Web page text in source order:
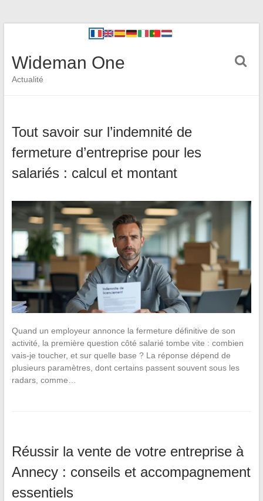
Wideman One
Actualité
Tout savoir sur l’indemnité de
fermeture d’entreprise pour les
salariés : calcul et montant
Quand un employeur annonce la fermeture définitive de son
activité, la première question côté salarié tombe vite : combien
vais-je toucher, et sur quelle base ? La réponse dépend de
plusieurs paramètres, dont certains passent souvent sous les
radars, comme…
Réussir la vente de votre entreprise à
Annecy : conseils et accompagnement
essentiels